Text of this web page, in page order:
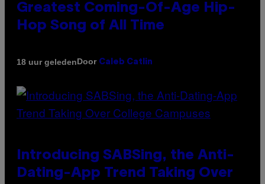
Greatest Coming-Of-Age Hip-
Hop Song of All Time
18 uur geledenDoor Caleb Catlin
Introducing SABSing, the Anti-
Dating-App Trend Taking Over